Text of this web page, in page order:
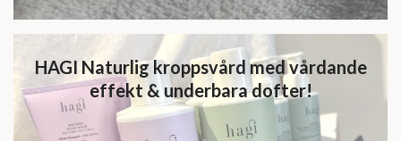
HAGI Naturlig kroppsvård med vårdande
effekt & underbara dofter!